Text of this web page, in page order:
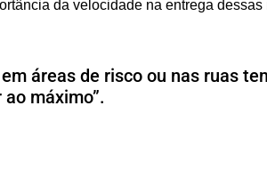
da velocidade na entrega
áreas de risco ou nas ruas
máximo”.